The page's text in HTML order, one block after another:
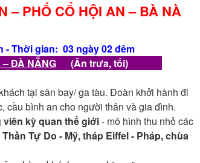
– PHỐ CỔ HỘI AN – BÀ NÀ
-Thời gian: 03ngày02đêm
– ĐÀ NẴNG
(Ăn trưa, tối)
tại sân bay/ ga tàu. Đoàn khởi hành đi
cầu bình an cho người thân và gia đình.
viên kỳ quan thế giới- mô hình thu nhỏ các
Tự Do - Mỹ, tháp Eiffel - Pháp, chùa